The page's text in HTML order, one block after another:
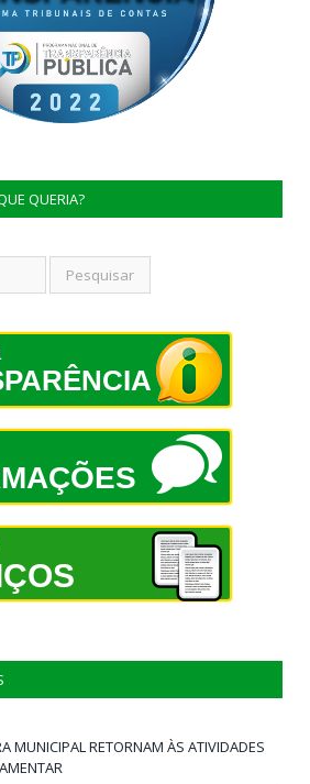
QUERIA?
MUNICIPAL RETORNAM ÀS ATIVIDADES